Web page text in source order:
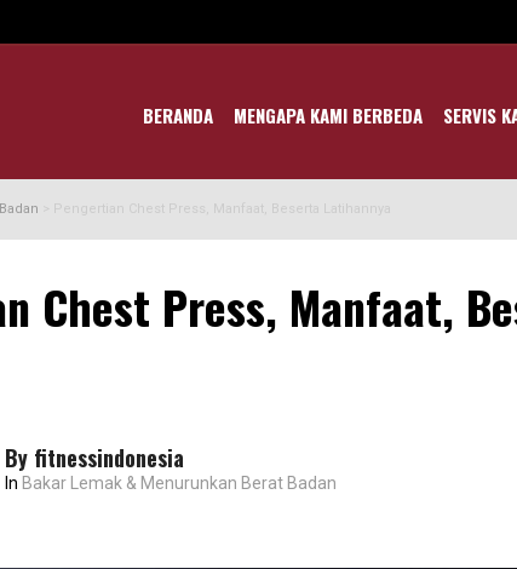
BERANDA MENGAPA KAMI BERBEDA SERVIS
> Pengertian Chest Press, Manfaat, Beserta Latihannya
Chest Press, Manfaat,
By fitnessindonesia
In Bakar Lemak & Menurunkan Berat Badan